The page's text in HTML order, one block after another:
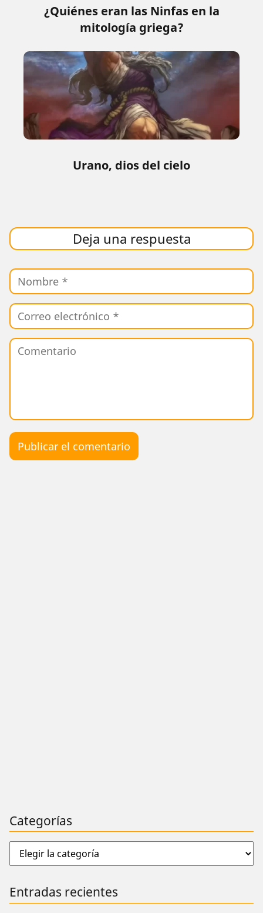
¿Quiénes eran las Ninfas en la
mitología griega?
Urano, dios del cielo
Deja una respuesta
Categorías
Entradas recientes